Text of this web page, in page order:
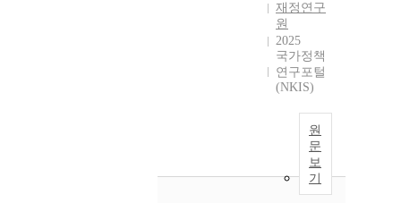
재정연구
원
2025
국가정책
연구포털
(NKIS)
원
문
보
기